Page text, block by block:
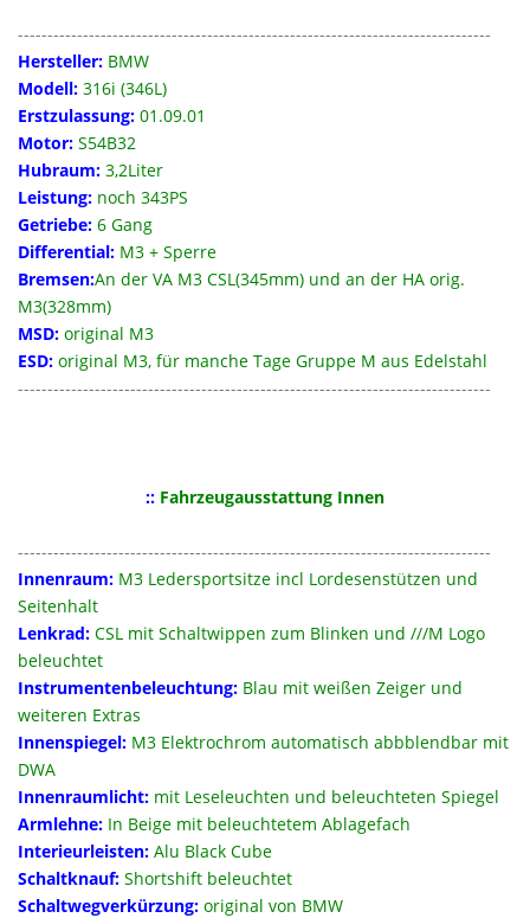
--------------------------------------------------------------------------------
Hersteller: BMW
Modell: 316i (346L)
Erstzulassung: 01.09.01
Motor: S54B32
Hubraum: 3,2Liter
Leistung: noch 343PS
Getriebe: 6 Gang
Differential: M3 + Sperre
Bremsen:An der VA M3 CSL(345mm) und an der HA orig.
M3(328mm)
MSD: original M3
ESD: original M3, für manche Tage Gruppe M aus Edelstahl
--------------------------------------------------------------------------------
:: Fahrzeugausstattung Innen
--------------------------------------------------------------------------------
Innenraum: M3 Ledersportsitze incl Lordesenstützen und
Seitenhalt
Lenkrad: CSL mit Schaltwippen zum Blinken und ///M Logo
beleuchtet
Instrumentenbeleuchtung: Blau mit weißen Zeiger und
weiteren Extras
Innenspiegel: M3 Elektrochrom automatisch abbblendbar mit
DWA
Innenraumlicht: mit Leseleuchten und beleuchteten Spiegel
Armlehne: In Beige mit beleuchtetem Ablagefach
Interieurleisten: Alu Black Cube
Schaltknauf: Shortshift beleuchtet
Schaltwegverkürzung: original von BMW